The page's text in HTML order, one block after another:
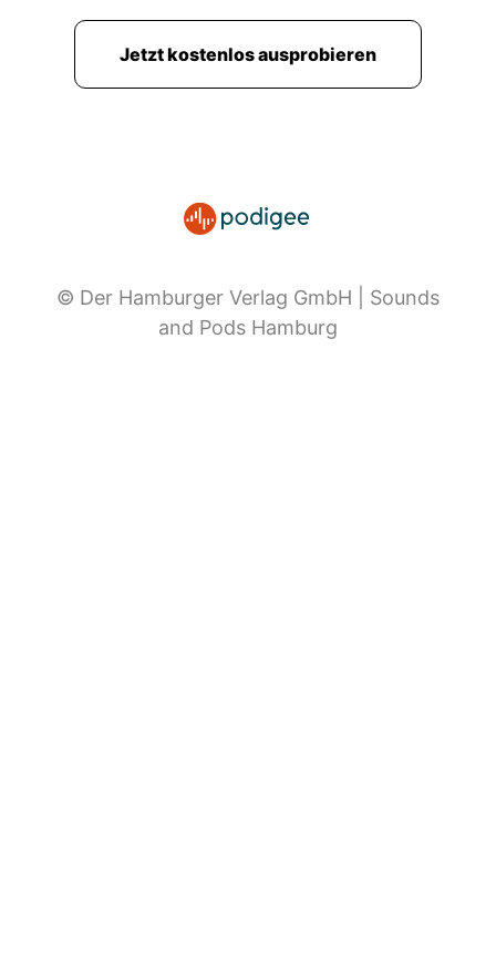
Jetzt kostenlos ausprobieren
© Der Hamburger Verlag GmbH | Sounds
and Pods Hamburg